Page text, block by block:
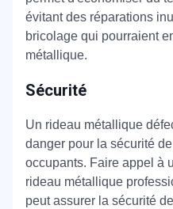
évitant des réparations
bricolage qui pourraient
métallique.
Sécurité
Un rideau métallique
danger pour la sécurité
occupants. Faire appel à
rideau métallique
peut assurer la sécurité